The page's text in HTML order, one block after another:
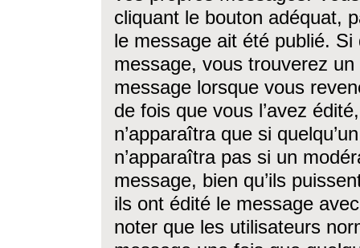
cliquant le bouton adéquat,
le message ait été publié. Si
message, vous trouverez
message lorsque vous
de fois que vous l’avez
n’apparaîtra que si
n’apparaîtra pas si un
message, bien qu’ils
ils ont édité le message
noter que les utilisateurs